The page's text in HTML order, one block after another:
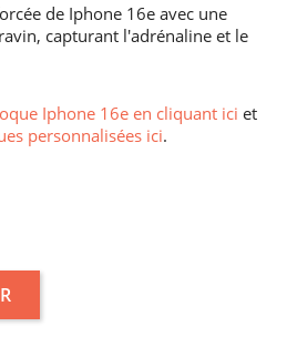
de Iphone 16e avec une
capturant l'adrénaline et le
Iphone 16e en cliquant ici et
personnalisées ici.